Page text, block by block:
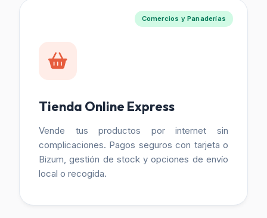
Comercios y Panaderías
Tienda Online Express
Vende tus productos por internet sin
complicaciones. Pagos seguros con tarjeta o
Bizum, gestión de stock y opciones de envío
local o recogida.